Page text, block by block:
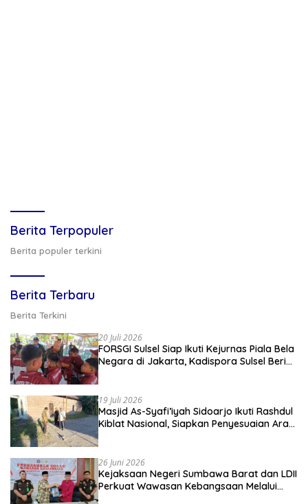
Berita Terpopuler
Berita populer terkini
Berita Terbaru
Berita Terkini
20 Juli 2026
FORSGI Sulsel Siap Ikuti Kejurnas Piala Bela
Negara di Jakarta, Kadispora Sulsel Beri
19 Juli 2026
Masjid As-Syafi’iyah Sidoarjo Ikuti Rashdul
Kiblat Nasional, Siapkan Penyesuaian Arah
26 Juni 2026
Kejaksaan Negeri Sumbawa Barat dan LDII
Perkuat Wawasan Kebangsaan Melalui